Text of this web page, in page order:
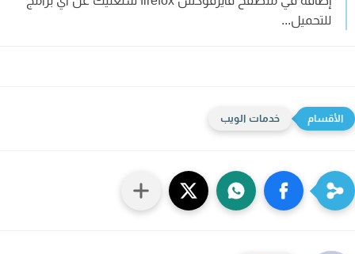
للتحميل...
خدمات الويب